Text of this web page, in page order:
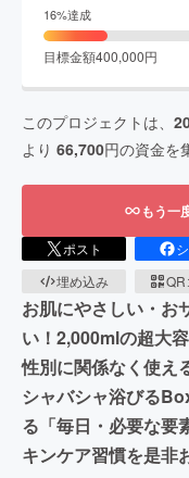
16%達成
目標金額400,000円
このプロジェクトは、
より 66,700円の資金を
もう一
ポスト
埋め込み
QR
お肌にやさしい・お
い！2,000mlの超大
性別に関係なく使え
シャバシャ浴びる
る「毎日・必要な要
キンケア習慣を是非